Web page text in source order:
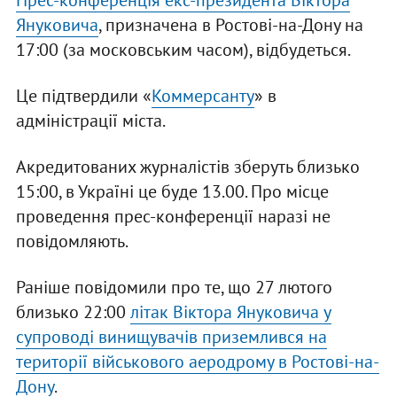
Януковича, призначена в Ростові-на-Дону на
17:00 (за московським часом), відбудеться.
Це підтвердили «Коммерсанту» в
адміністрації міста.
Акредитованих журналістів зберуть близько
15:00, в Україні це буде 13.00. Про місце
проведення прес-конференції наразі не
повідомляють.
Раніше повідомили про те, що 27 лютого
близько 22:00 літак Віктора Януковича у
супроводі винищувачів приземлився на
території військового аеродрому в Ростові-на-
Дону.